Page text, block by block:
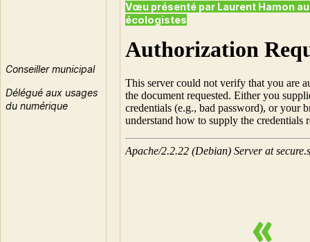
Conseiller municipal
Délégué aux usages
du numérique
Vœu présenté par Laurent Hamon
écologistes